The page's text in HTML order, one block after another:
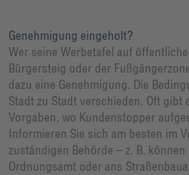
Genehmigung eingeholt?
Wer seine Werbetafel auf
Bürgersteig oder der
dazu eine Genehmigung. Die
Stadt zu Stadt verschieden. Oft gibt
Vorgaben, wo Kundenstopper
Informieren Sie sich am besten im
zuständigen Behörde – z. B. können
Ordnungsamt oder ans